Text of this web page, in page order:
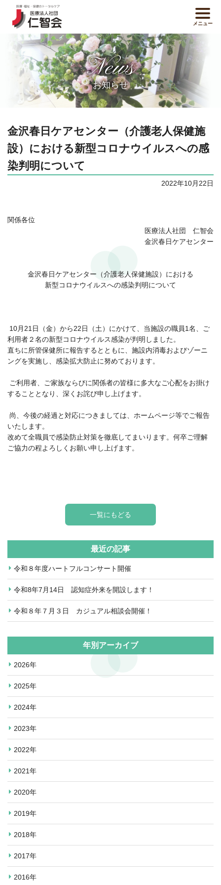
メニュー
News
お知らせ
金沢春日ケアセンター（介護老人保健施
設）における新型コロナウイルスへの感
染判明について
2022年10月22日
関係各位
医療法人社団 仁智会
金沢春日ケアセンター
金沢春日ケアセンター（介護老人保健施設）における
新型コロナウイルスへの感染判明について
10月21日（金）から22日（土）にかけて、当施設の職員1名、ご
利用者２名の新型コロナウイルス感染が判明しました。
直ちに所管保健所に報告するとともに、施設内消毒およびゾーニ
ングを実施し、感染拡大防止に努めております。
ご利用者、ご家族ならびに関係者の皆様に多大なご心配をお掛け
することとなり、深くお詫び申し上げます。
尚、今後の経過と対応につきましては、ホームページ等でご報告
いたします。
改めて全職員で感染防止対策を徹底してまいります。何卒ご理解
ご協力の程よろしくお願い申し上げます。
一覧にもどる
最近の記事
令和８年度ハートフルコンサート開催
令和8年7月14日 認知症外来を開設します！
令和８年７月３日 カジュアル相談会開催！
年別アーカイブ
2026年
2025年
2024年
2023年
2022年
2021年
2020年
2019年
2018年
2017年
2016年